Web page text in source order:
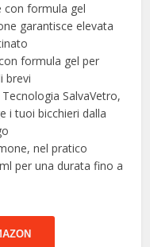
con formula gel
garantisce elevata
formula gel per
brevi
SalvaVetro,
i tuoi bicchieri dalla
nel pratico
per una durata fino a